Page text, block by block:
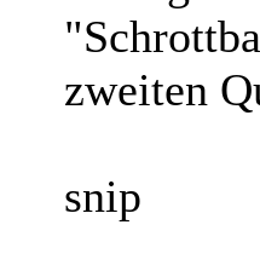
zweiten
snip